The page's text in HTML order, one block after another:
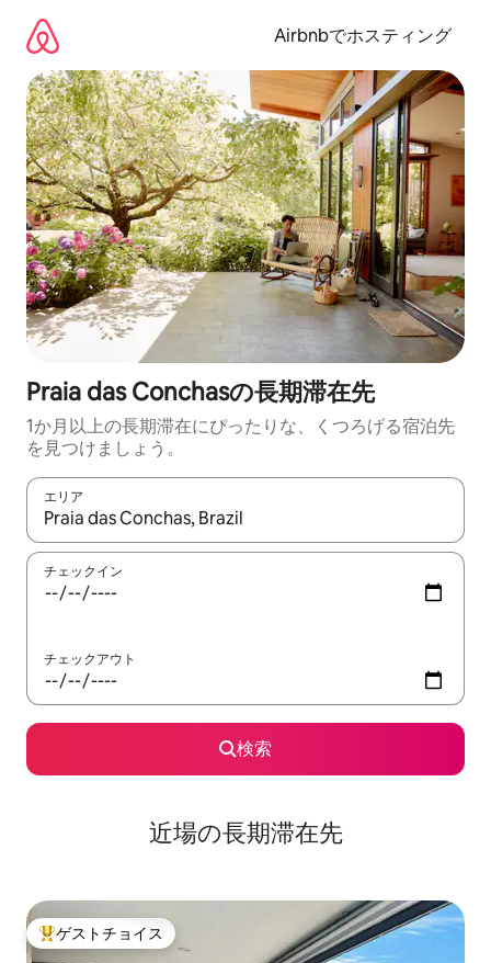
Airbnbでホスティング
Praia das Conchasの長期滞在先
1か月以上の長期滞在にぴったりな、くつろげる宿泊先
を見つけましょう。
エリア
検索結果が表示されたら、上下の矢印キーを使って移動するか
チェックイン
チェックアウト
検索
近場の長期滞在先
大好評のゲストチョイスです。
ゲストチョイス